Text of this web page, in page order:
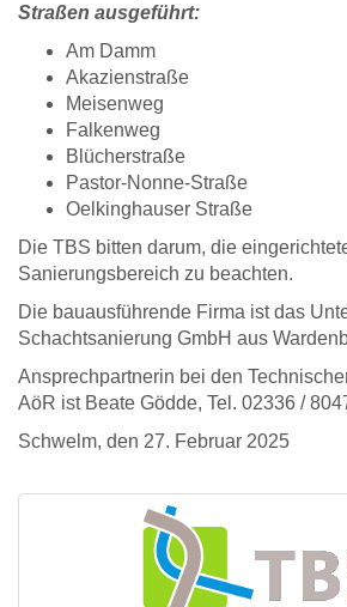
Straßen ausgeführt:
Am Damm
Akazienstraße
Meisenweg
Falkenweg
Blücherstraße
Pastor-Nonne-Straße
Oelkinghauser Straße
Die TBS bitten darum, die
Sanierungsbereich zu beachten.
Die bauausführende Firma ist das
Schachtsanierung GmbH aus
Ansprechpartnerin bei den
AöR ist Beate Gödde, Tel. 02336 /
Schwelm, den 27. Februar 2025